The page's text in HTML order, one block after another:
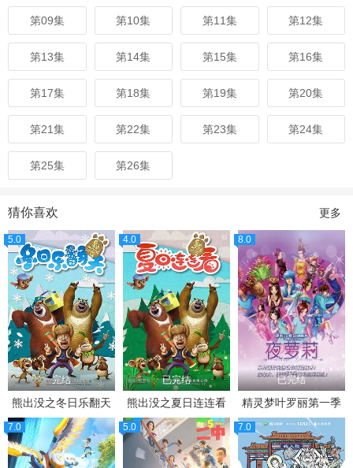
第09集 第10集 第11集 第12集
第13集 第14集 第15集 第16集
第17集 第18集 第19集 第20集
第21集 第22集 第23集 第24集
第25集 第26集
猜你喜欢 更多
5.0
完结
熊出没之冬日乐翻天
4.0
已完结
熊出没之夏日连连看
8.0
已完结
精灵梦叶罗丽第一季
7.0 5.0 7.0